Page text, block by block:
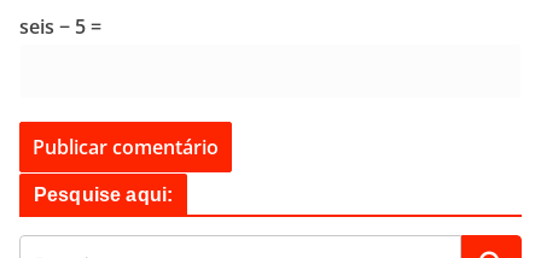
seis − 5 =
Pesquise aqui: